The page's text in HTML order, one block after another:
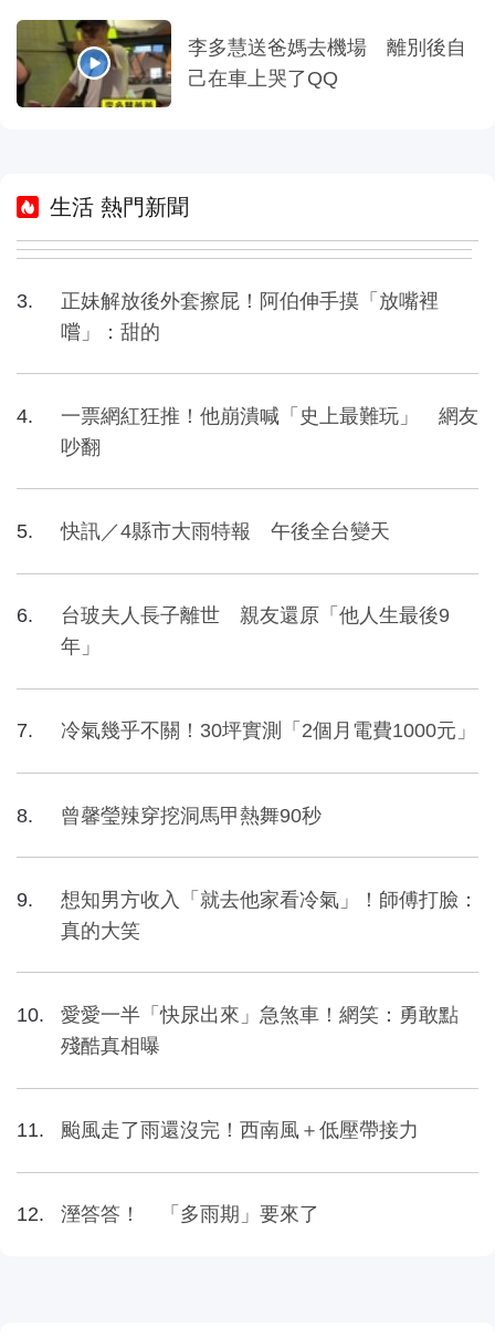
李多慧送爸媽去機場 離別後自
己在車上哭了QQ
生活 熱門新聞
正妹解放後外套擦屁！阿伯伸手摸「放嘴裡
嚐」：甜的
一票網紅狂推！他崩潰喊「史上最難玩」 網友
吵翻
快訊／4縣市大雨特報 午後全台變天
台玻夫人長子離世 親友還原「他人生最後9
年」
冷氣幾乎不關！30坪實測「2個月電費1000元」
曾馨瑩辣穿挖洞馬甲熱舞90秒
想知男方收入「就去他家看冷氣」！師傅打臉：
真的大笑
愛愛一半「快尿出來」急煞車！網笑：勇敢點
殘酷真相曝
颱風走了雨還沒完！西南風＋低壓帶接力
溼答答！ 「多雨期」要來了